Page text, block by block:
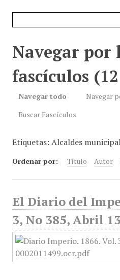
Navegar por
fascículos
Navegar todo
Navegar
Buscar Fascículos
Etiquetas: Alcaldes
Ordenar por: Título Autor
El Diario del
3, No 385, Abril 13